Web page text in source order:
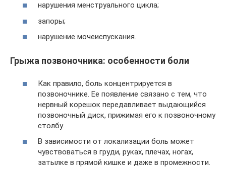
нарушения менструального цикла;
запоры;
нарушение мочеиспускания.
Грыжа позвоночника: особенности боли
Как правило, боль концентрируется в
позвоночнике. Ее появление связано с тем, что
нервный корешок передавливает выдающийся
позвоночный диск, прижимая его к позвоночному
столбу.
В зависимости от локализации боль может
чувствоваться в груди, руках, плечах, ногах,
затылке в прямой кишке и даже в промежности.